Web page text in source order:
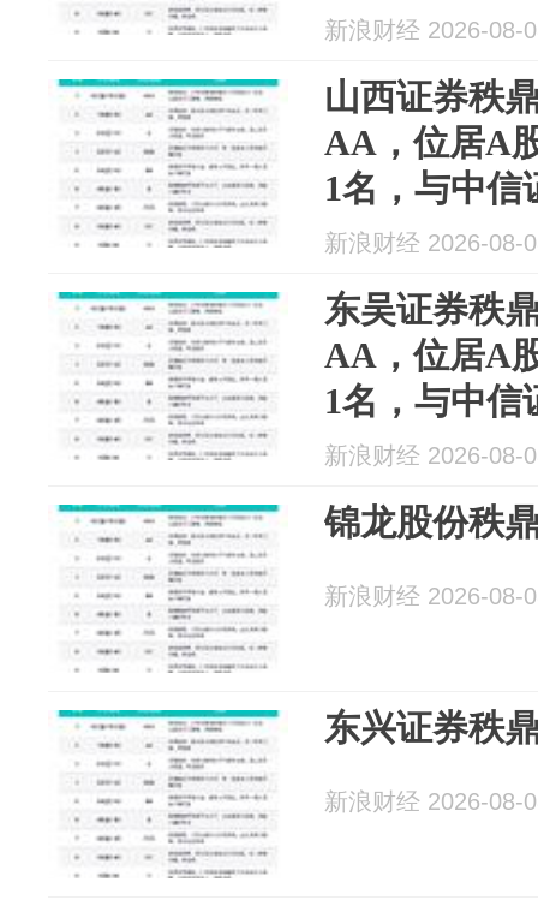
同花顺等
新浪财经 2026-08-
山西证券秩
AA，位居A
1名，与中信
同花顺等
新浪财经 2026-08-
东吴证券秩
AA，位居A
1名，与中信
同花顺等
新浪财经 2026-08-
锦龙股份秩
新浪财经 2026-08-
东兴证券秩
新浪财经 2026-08-